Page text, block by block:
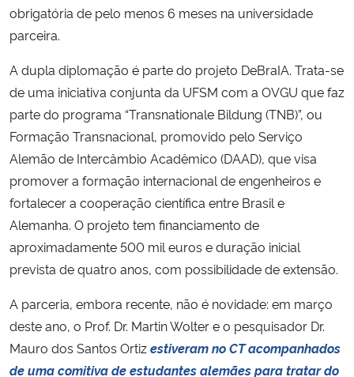
obrigatória de pelo menos 6 meses na universidade
parceira.
A dupla diplomação é parte do projeto DeBraIA. Trata-se
de uma iniciativa conjunta da UFSM com a OVGU que faz
parte do programa “Transnationale Bildung (TNB)”, ou
Formação Transnacional, promovido pelo Serviço
Alemão de Intercâmbio Acadêmico (DAAD), que visa
promover a formação internacional de engenheiros e
fortalecer a cooperação científica entre Brasil e
Alemanha. O projeto tem financiamento de
aproximadamente 500 mil euros e duração inicial
prevista de quatro anos, com possibilidade de extensão.
A parceria, embora recente, não é novidade: em março
deste ano, o Prof. Dr. Martin Wolter e o pesquisador Dr.
Mauro dos Santos Ortizestiveram no CT acompanhados
de uma comitiva de estudantes alemães para tratar do